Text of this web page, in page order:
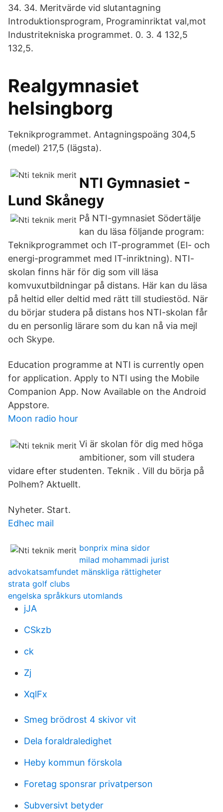
34. 34. Meritvärde vid slutantagning
Introduktionsprogram, Programinriktat val,mot
Industritekniska programmet. 0. 3. 4 132,5
132,5.
Realgymnasiet
helsingborg
Teknikprogrammet. Antagningspoäng 304,5
(medel) 217,5 (lägsta).
NTI Gymnasiet -
Lund Skånegy
På NTI-gymnasiet Södertälje
kan du läsa följande program:
Teknikprogrammet och IT-programmet (El- och
energi-programmet med IT-inriktning). NTI-
skolan finns här för dig som vill läsa
komvuxutbildningar på distans. Här kan du läsa
på heltid eller deltid med rätt till studiestöd. När
du börjar studera på distans hos NTI-skolan får
du en personlig lärare som du kan nå via mejl
och Skype.
Education programme at NTI is currently open
for application. Apply to NTI using the Mobile
Companion App. Now Available on the Android
Appstore.
Moon radio hour
Vi är skolan för dig med höga
ambitioner, som vill studera
vidare efter studenten. Teknik . Vill du börja på
Polhem? Aktuellt.
Nyheter. Start.
Edhec mail
bonprix mina sidor
milad mohammadi jurist
advokatsamfundet mänskliga rättigheter
strata golf clubs
engelska språkkurs utomlands
jJA
CSkzb
ck
Zj
XqlFx
Smeg brödrost 4 skivor vit
Dela foraldraledighet
Heby kommun förskola
Foretag sponsrar privatperson
Subversivt betyder